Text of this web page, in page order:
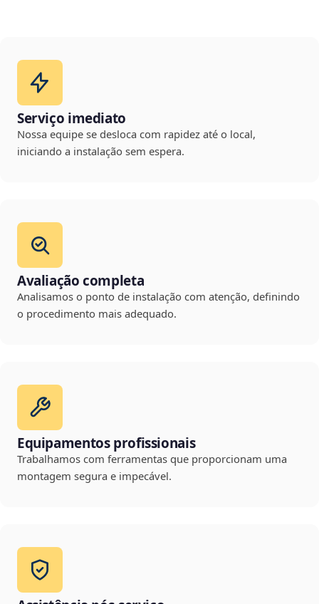
Serviço imediato
Nossa equipe se desloca com rapidez até o local,
iniciando a instalação sem espera.
Avaliação completa
Analisamos o ponto de instalação com atenção, definindo
o procedimento mais adequado.
Equipamentos profissionais
Trabalhamos com ferramentas que proporcionam uma
montagem segura e impecável.